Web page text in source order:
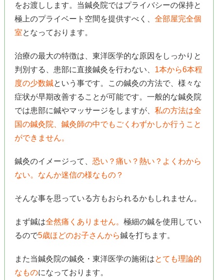
をお渡しします。当鍼灸院ではプライバシーの保持と
極上のプライベート空間を提供すべく、 全部屋完全個
室となっております。
治療の最大の特徴は、東洋医学的な原因をしっかりと
判別する、患部に直接鍼灸を行わない、 1本から6本程
度の少数鍼という事です。この鍼灸の方法で、様々な
症状が早期改善することが可能です。一般的な鍼灸院
では患部に鍼やマッサージをしますが、 私の方法は全
国の鍼灸院、鍼灸師の中でもごくわずかしか行うこと
ができません。
鍼灸のイメージって、 恐い？痛い？熱い？よくわから
ない。なんか迷信の様なもの？
そんな事を思っている方もおられるかもしれません。
まず鍼は全然痛くありません。 極細の鍼を使用してい
るので5歳ほどのお子さんから鍼を打ちます。
また当鍼灸院の鍼灸・東洋医学の施術はとても理論的
なものになっております。